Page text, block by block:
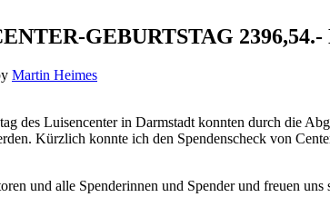
GEBURTSTAG
Martin Heimes
des Luisencenter in Darmstadt konnten durch die
Kürzlich konnte ich den Spendenscheck von
und alle Spenderinnen und Spender und freuen